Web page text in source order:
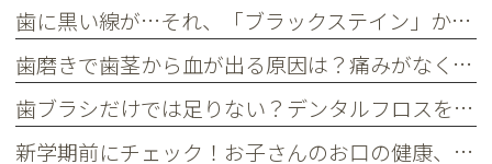
歯に黒い線が…それ、「ブラックステイン」かもしれません！
歯磨きで歯茎から血が出る原因は？痛みがなくても受診すべき判断基準
歯ブラシだけでは足りない？デンタルフロスを使うメリット
新学期前にチェック！お子さんのお口の健康、大丈夫？